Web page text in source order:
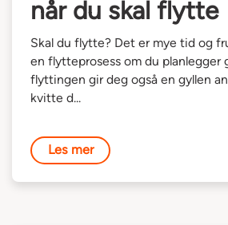
når du skal flytte
Skal du flytte? Det er mye tid og
en flytteprosess om du planlegger
flyttingen gir deg også en gyllen
kvitte d...
Les mer